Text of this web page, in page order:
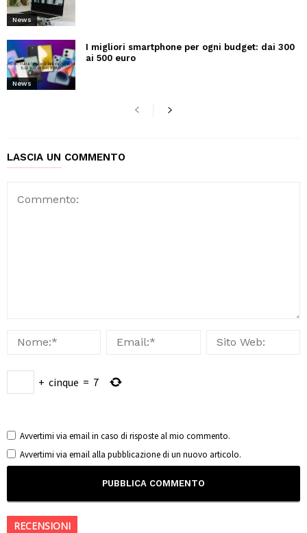
News
News
I migliori smartphone per ogni budget: dai 300
ai 500 euro
LASCIA UN COMMENTO
+ cinque = 7
Avvertimi via email in caso di risposte al mio commento.
Avvertimi via email alla pubblicazione di un nuovo articolo.
RECENSIONI